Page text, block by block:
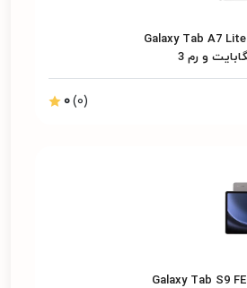
تبلت سامسونگ مدل Galaxy Tab A7 Lite
- T225 ظرفیت 32 گیگابایت و رم 3
0(0)
تبلت سامسونگ مدل Galaxy Tab S9 FE